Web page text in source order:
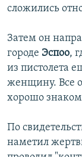
сложились
Затем он
городе Эспоо,
из пистолета
женщину. Все
хорошо
По
наметил